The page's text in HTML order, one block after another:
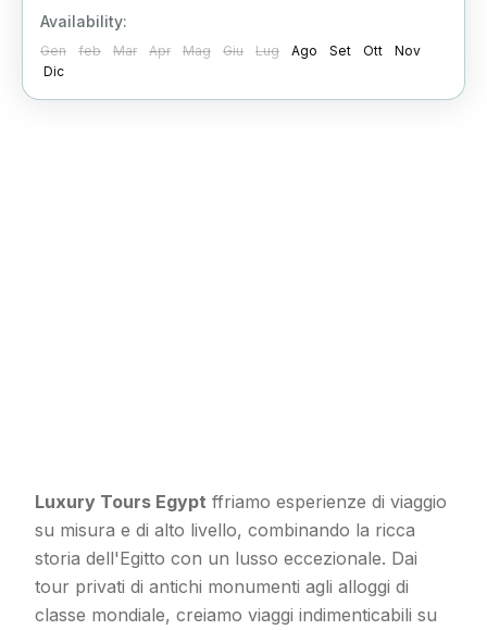
Availability:
Gen feb Mar Apr Mag Giu Lug Ago Set Ott
Nov
Dic
Luxury Tours Egypt ffriamo esperienze di viaggio
su misura e di alto livello, combinando la ricca
storia dell'Egitto con un lusso eccezionale. Dai
tour privati di antichi monumenti agli alloggi di
classe mondiale, creiamo viaggi indimenticabili su